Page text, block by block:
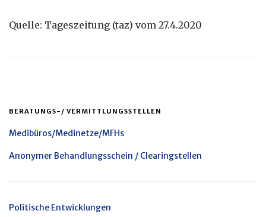
Quelle: Tageszeitung (taz) vom 27.4.2020
BERATUNGS-/ VERMITTLUNGSSTELLEN
Medibüros/Medinetze/MFHs
Anonymer Behandlungsschein / Clearingstellen
Politische Entwicklungen